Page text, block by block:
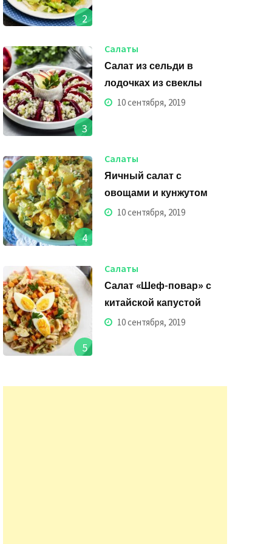
2
3
Салаты
Салат из сельди в
лодочках из свеклы
10 сентября, 2019
4
Салаты
Яичный салат с
овощами и кунжутом
10 сентября, 2019
5
Салаты
Салат «Шеф-повар» с
китайской капустой
10 сентября, 2019